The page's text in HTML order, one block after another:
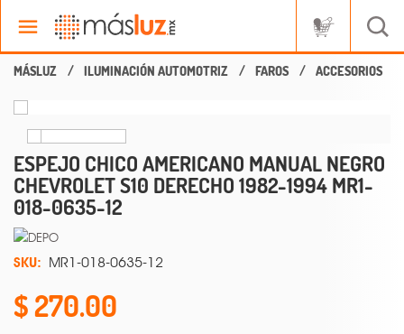
ILUMINACIÓN AUTOMOTRIZ FAROS ACCESORIOS
ESPEJO CHICO AMERICANO MANUAL NEGRO
CHEVROLET S10 DERECHO 1982-1994 MR1-
018-0635-12
SKU: MR1-018-0635-12
270.00